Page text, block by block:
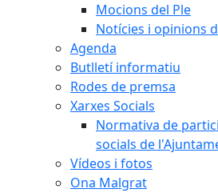
Mocions del Ple
Notícies i opinions
Agenda
Butlletí informatiu
Rodes de premsa
Xarxes Socials
Normativa de
socials de
Vídeos i fotos
Ona Malgrat